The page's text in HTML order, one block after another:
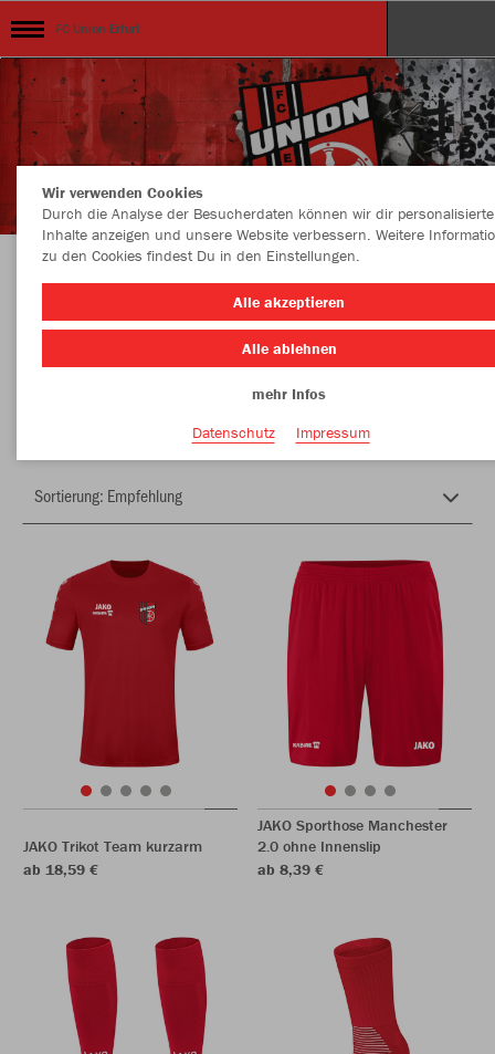
FC Union Erfurt
Herzlich Willkommen im Teamshop FC Union
Erfurt
JAKO Trikot Team kurzarm
ab 18,59 €
JAKO Sporthose Manchester
2.0 ohne Innenslip
ab 8,39 €
Wir verwenden Cookies
Durch die Analyse der Besucherdaten können wir dir personalisierte
Inhalte anzeigen und unsere Website verbessern. Weitere
zu den Cookies findest Du in den Einstellungen.
Alle akzeptieren
Alle ablehnen
mehr Infos
Datenschutz
Impressum